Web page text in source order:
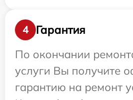
4
Гарантия
По окончании
услуги Вы получите
гарантию на ремонт